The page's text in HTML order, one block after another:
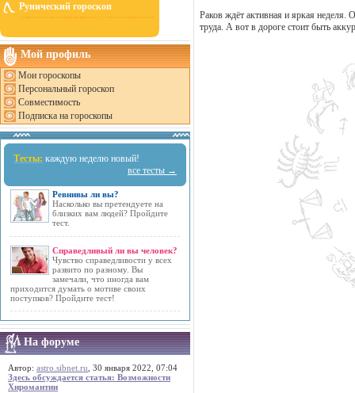
Рунический гороскоп
Мой профиль
Мои гороскопы
Персональный гороскоп
Совместимость
Подписка на гороскопы
Тесты: каждую неделю новый!
все тесты →
Ревнивы ли вы?
Насколько вы претендуете на
близких вам людей? Пройдите
тест.
Справедливый ли вы человек?
Чувство справедливости у всех
развито по разному. Вы
замечали, что иногда вам
приходится думать о мотиве своих
поступков? Пройдите тест!
На форуме
Автор: astro.sibnet.ru , 30 января 2022, 07:04
Здесь обсуждается статья: Возможности
Хиромантии
Раков ждёт активная и яркая неделя.
труда. А вот в дороге стоит быть